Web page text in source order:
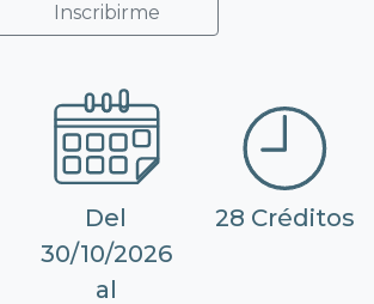
Inscribirme
Del
30/10/2026
al
28 Créditos